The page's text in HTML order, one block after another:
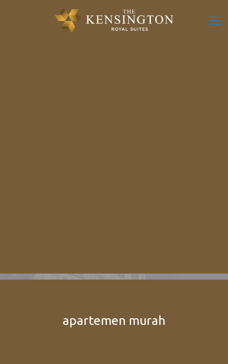
apartemen murah